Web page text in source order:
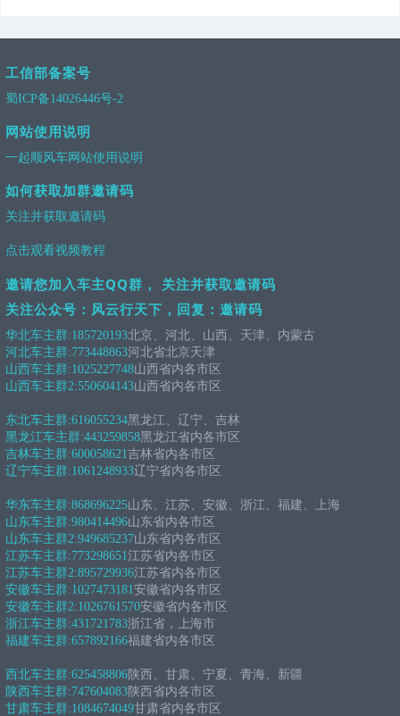
工信部备案号
蜀ICP备14026446号-2
网站使用说明
一起顺风车网站使用说明
如何获取加群邀请码
关注并获取邀请码
点击观看视频教程
邀请您加入车主QQ群， 关注并获取邀请码
关注公众号：风云行天下，回复：邀请码
华北车主群:185720193北京、河北、山西、天津、内蒙古
河北车主群:773448863河北省北京天津
山西车主群:1025227748山西省内各市区
山西车主群2:550604143山西省内各市区
东北车主群:616055234黑龙江、辽宁、吉林
黑龙江车主群:443259858黑龙江省内各市区
吉林车主群:600058621吉林省内各市区
辽宁车主群:1061248933辽宁省内各市区
华东车主群:868696225山东、江苏、安徽、浙江、福建、上海
山东车主群:980414496山东省内各市区
山东车主群2:949685237山东省内各市区
江苏车主群:773298651江苏省内各市区
江苏车主群2:895729936江苏省内各市区
安徽车主群:1027473181安徽省内各市区
安徽车主群2:1026761570安徽省内各市区
浙江车主群:431721783浙江省，上海市
福建车主群:657892166福建省内各市区
西北车主群:625458806陕西、甘肃、宁夏、青海、新疆
陕西车主群:747604083陕西省内各市区
甘肃车主群:1084674049甘肃省内各市区